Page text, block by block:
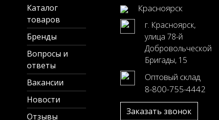
Каталог
товаров
Бренды
Вопросы и
ответы
Вакансии
Новости
Отзывы
Красноярск
г. Красноярск,
улица 78-й
Добровольческой
Бригады, 15
Оптовый склад
8-800-755-4442
Заказать звонок